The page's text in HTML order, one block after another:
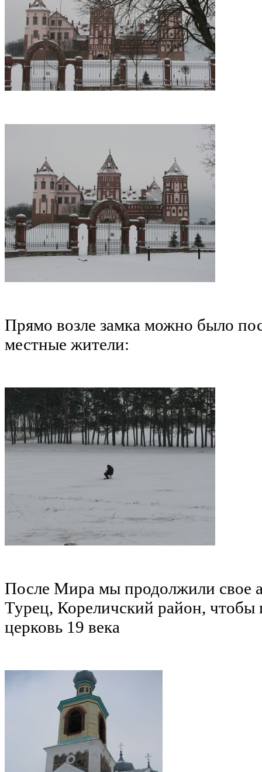
Прямо возле замка можно было
местные жители:
После Мира мы продолжили свое
Турец, Кореличский район,
церковь 19 века